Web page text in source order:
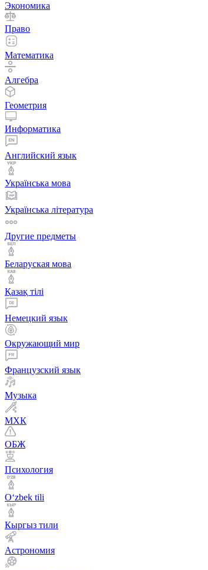
Экономика
Право
Математика
Алгебра
Геометрия
Информатика
Английский язык
Українська мова
Українська література
Другие предметы
Беларуская мова
Қазақ тiлi
Немецкий язык
Окружающий мир
Французский язык
Музыка
МХК
ОБЖ
Психология
Оʻzbek tili
Кыргыз тили
Астрономия